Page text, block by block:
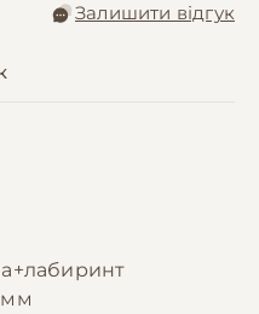
Залишити відгук
мм